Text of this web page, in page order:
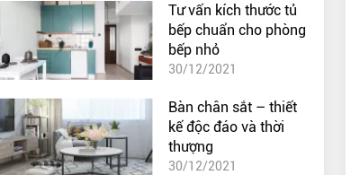
Tư vấn kích thước tủ
bếp chuẩn cho phòng
bếp nhỏ
30/12/2021
Bàn chân sắt – thiết
kế độc đáo và thời
thượng
30/12/2021